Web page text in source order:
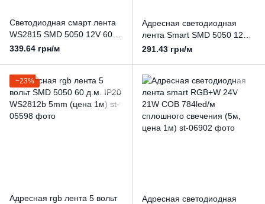
Светодиодная смарт лента
WS2815 SMD 5050 12V 60
д.м. IP20 белая основа
339.64 грн/м
Адресная светодиодная
лента Smart SMD 5050 12V
60 д.м. белая 6000К IP65
291.43 грн/м
−23%
Адресная rgb лента 5 вольт
Адресная светодиодная